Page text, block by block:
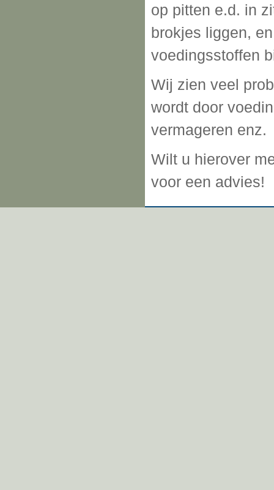
op pitten e.d. in
brokjes liggen,
voedingsstoffen
Wij zien veel
wordt door
vermageren enz.
Wilt u hierover
voor een advies!